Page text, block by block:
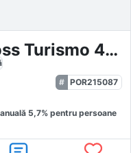
Porsche Taycan Cross Turismo 4S Performance
POR215087
anuală 5,7% pentru persoane